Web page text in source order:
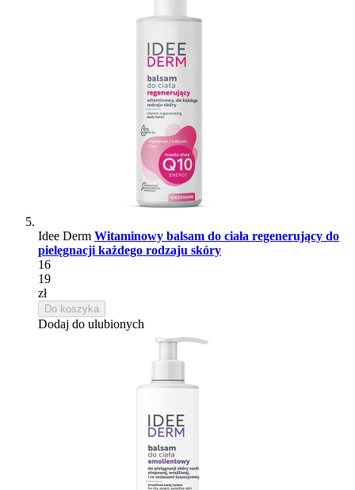
Idee Derm Witaminowy balsam do ciała regenerujący do
pielęgnacji każdego rodzaju skóry
16
19
zł
Do koszyka
Dodaj do ulubionych